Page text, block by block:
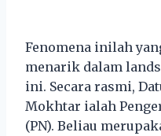
Fenomena inilah
menarik dalam
ini. Secara rasmi,
Mokhtar ialah
(PN). Beliau